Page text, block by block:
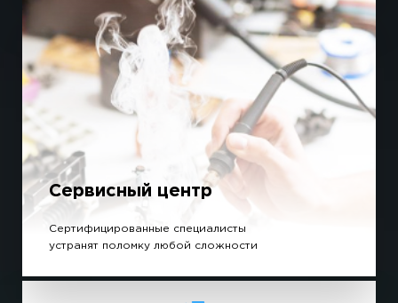
Сервисный центр
Сертифицированные специалисты
устранят поломку любой сложности